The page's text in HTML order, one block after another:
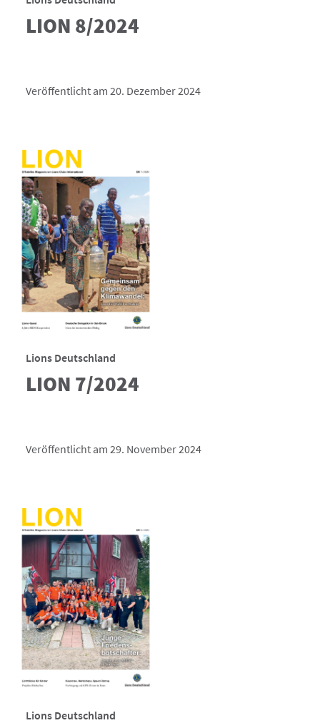
LION 8/2024
Veröffentlicht am 20. Dezember 2024
Lions Deutschland
LION 7/2024
Veröffentlicht am 29. November 2024
Lions Deutschland